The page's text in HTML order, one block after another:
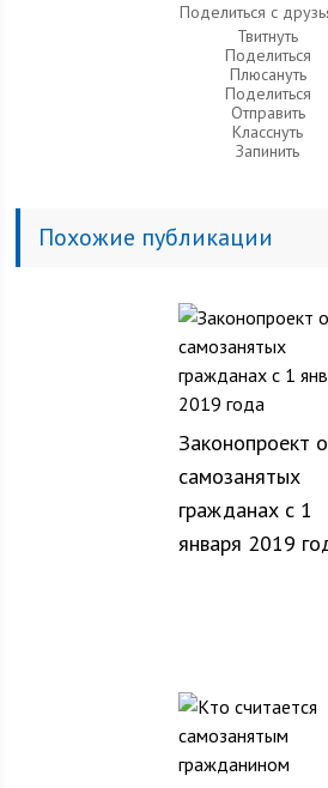
Поделиться с
Твитнуть
Поделиться
Плюсануть
Поделиться
Отправить
Класснуть
Запинить
Похожие публикации
Законопроект о
самозанятых
гражданах с 1
января 2019